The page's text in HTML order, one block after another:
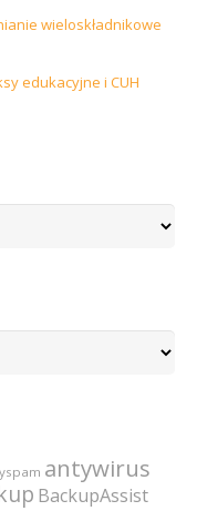
wieloskładnikowe
edukacyjne i CUH
antywirus
BackupAssist